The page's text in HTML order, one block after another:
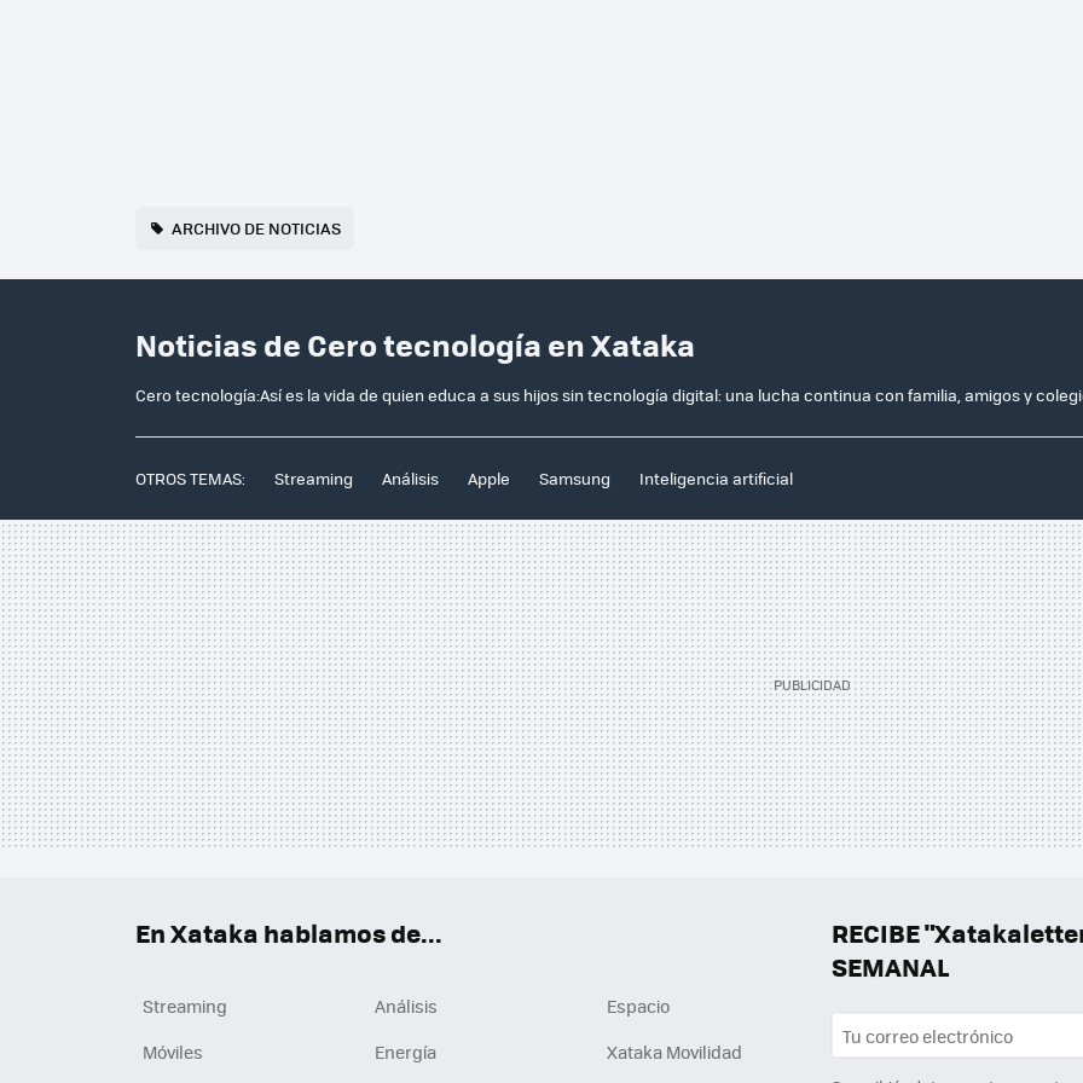
ARCHIVO DE NOTICIAS
Noticias de Cero tecnología en Xataka
Cero tecnología:Así es la vida de quien educa a sus hijos sin tecnología digital: una lucha continua con familia, amigos y
OTROS TEMAS: Streaming Análisis Apple Samsung Inteligencia artificial
RECIBE
SEMANAL
En Xataka hablamos de...
Streaming Análisis
Espacio
Móviles
Energía Xataka Movilidad